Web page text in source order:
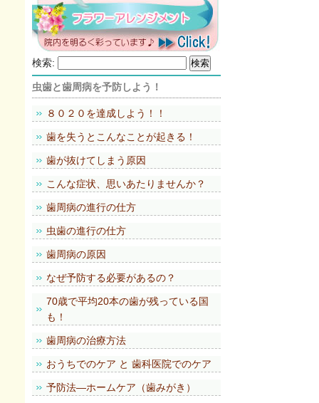
検索:
虫歯と歯周病を予防しよう！
８０２０を達成しよう！！
歯を失うとこんなことが起きる！
歯が抜けてしまう原因
こんな症状、思いあたりませんか？
歯周病の進行の仕方
虫歯の進行の仕方
歯周病の原因
なぜ予防する必要があるの？
70歳で平均20本の歯が残っている国
も！
歯周病の治療方法
おうちでのケア と 歯科医院でのケア
予防法―ホームケア（歯みがき）